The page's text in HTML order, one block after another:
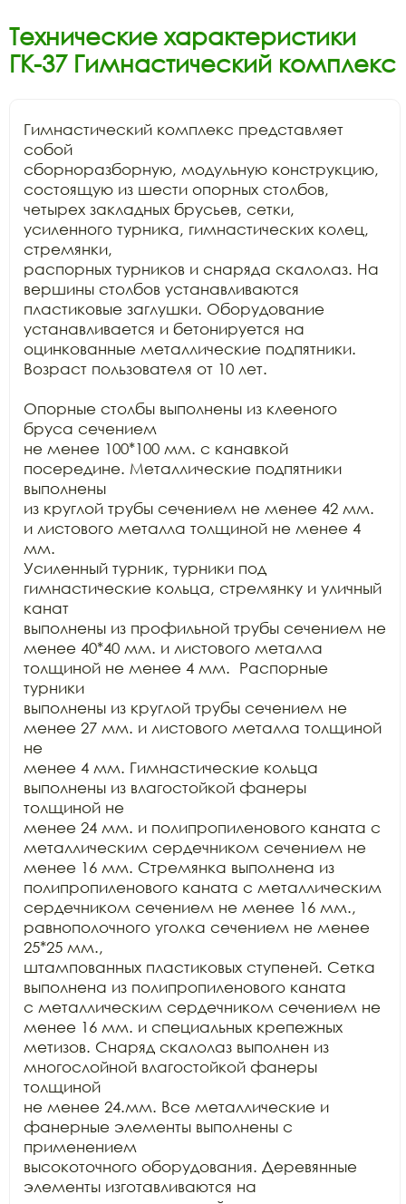
Технические характеристики
ГК-37 Гимнастический комплекс
Гимнастический комплекс представляет
собой
сборноразборную, модульную конструкцию,
состоящую из шести опорных столбов,
четырех закладных брусьев, сетки,
усиленного турника, гимнастических колец,
стремянки,
распорных турников и снаряда скалолаз. На
вершины столбов устанавливаются
пластиковые заглушки. Оборудование
устанавливается и бетонируется на
оцинкованные металлические подпятники.
Возраст пользователя от 10 лет.
Опорные столбы выполнены из клееного
бруса сечением
не менее 100*100 мм. с канавкой
посередине. Металлические подпятники
выполнены
из круглой трубы сечением не менее 42 мм.
и листового металла толщиной не менее 4
мм.
Усиленный турник, турники под
гимнастические кольца, стремянку и уличный
канат
выполнены из профильной трубы сечением не
менее 40*40 мм. и листового металла
толщиной не менее 4 мм.  Распорные
турники
выполнены из круглой трубы сечением не
менее 27 мм. и листового металла толщиной
не
менее 4 мм. Гимнастические кольца
выполнены из влагостойкой фанеры
толщиной не
менее 24 мм. и полипропиленового каната с
металлическим сердечником сечением не
менее 16 мм. Стремянка выполнена из
полипропиленового каната с металлическим
сердечником сечением не менее 16 мм.,
равнополочного уголка сечением не менее
25*25 мм.,
штампованных пластиковых ступеней. Сетка
выполнена из полипропиленового каната
с металлическим сердечником сечением не
менее 16 мм. и специальных крепежных
метизов. Снаряд скалолаз выполнен из
многослойной влагостойкой фанеры
толщиной
не менее 24.мм. Все металлические и
фанерные элементы выполнены с
применением
высокоточного оборудования. Деревянные
элементы изготавливаются на